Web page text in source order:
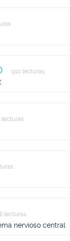
910 lecturas
lecturas
lecturas
nervioso central